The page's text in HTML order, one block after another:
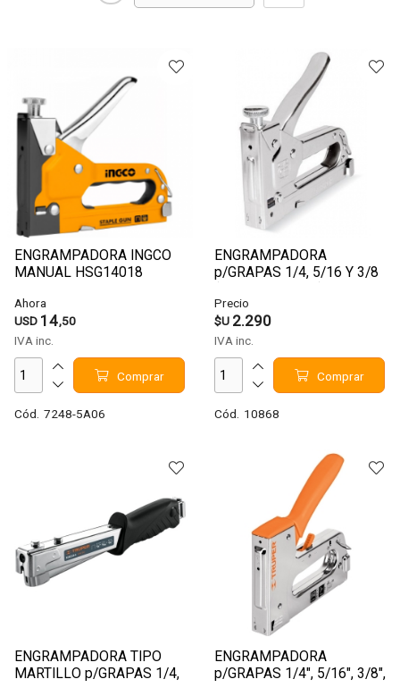
ENGRAMPADORA INGCO
MANUAL HSG14018
Ahora
USD 14,50
IVA inc.
Comprar
Cód. 7248-5A06
ENGRAMPADORA
p/GRAPAS 1/4, 5/16 Y 3/8
ET-21
Precio
$U 2.290
IVA inc.
Comprar
Cód. 10868
ENGRAMPADORA TIPO
MARTILLO p/GRAPAS 1/4,
ENGRAMPADORA
p/GRAPAS 1/4", 5/16", 3/8",